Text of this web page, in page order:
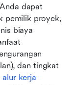
dapat
pemilik proyek,
biaya
dan tingkat
alur kerja